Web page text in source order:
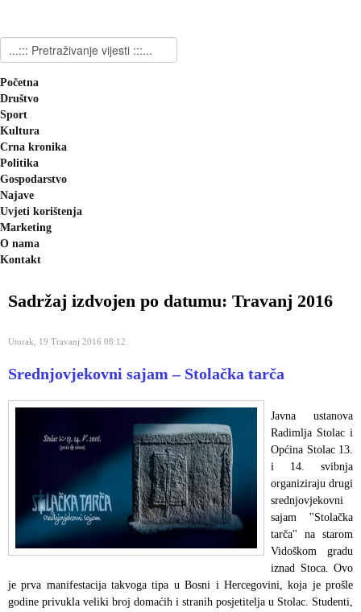
Početna
Društvo
Sport
Kultura
Crna kronika
Politika
Gospodarstvo
Najave
Uvjeti korištenja
Marketing
O nama
Kontakt
Sadržaj izdvojen po datumu: Travanj 2016
Utorak, 19 Travanj 2016 08:12
Srednjovjekovni sajam – Stolačka tarča
Javna ustanova
Radimlja Stolac i
Općina Stolac 13.
i 14. svibnja
organiziraju drugi
srednjovjekovni
sajam ''Stolačka
tarča'' na starom
Vidoškom gradu
iznad Stoca. Ovo
je prva manifestacija takvoga tipa u Bosni i Hercegovini, koja je prošle
godine privukla veliki broj domaćih i stranih posjetitelja u Stolac. Studenti,